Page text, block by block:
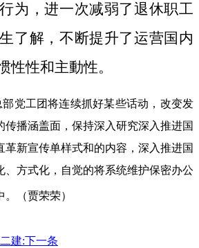
为，进一次减弱了退休职工
了解，不断提升了运营国内
性性和主動性。
部党工团将连续抓好某些话动，改变发
传播涵盖面，保持深入研究深入推进国
革新宣传单样式和的内容，深入推进国
、方式化，自觉的将系统维护保密办公
（贾荣荣）
建:下一条